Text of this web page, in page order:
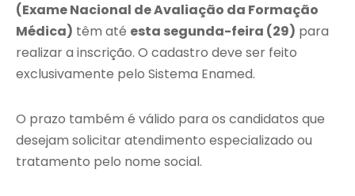
(Exame Nacional de Avaliação da Formação
Médica) têm até esta segunda-feira (29) para
realizar a inscrição. O cadastro deve ser feito
exclusivamente pelo Sistema Enamed.
O prazo também é válido para os candidatos que
desejam solicitar atendimento especializado ou
tratamento pelo nome social.